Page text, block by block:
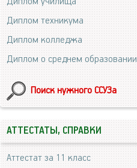
Диплом техникума
Диплом колледжа
Диплом о среднем образовании
Поиск нужного ССУЗа
АТТЕСТАТЫ, СПРАВКИ
Аттестат за 11 класс